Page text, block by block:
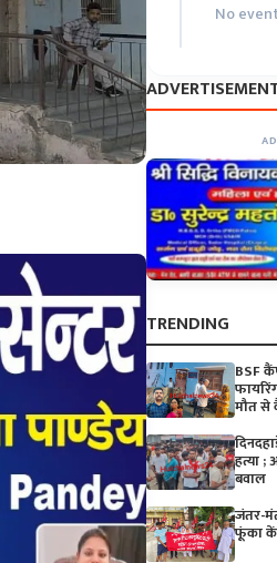
No
TRENDING
BSF
मौत से
हत्या ;
बवाल
जंतर-
फूंका